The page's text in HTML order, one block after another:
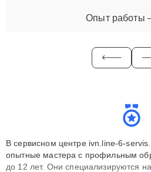
Опыт работы
В сервисном центре ivn.line-6-
опытные мастера с профильным
до 12 лет. Они специализируются